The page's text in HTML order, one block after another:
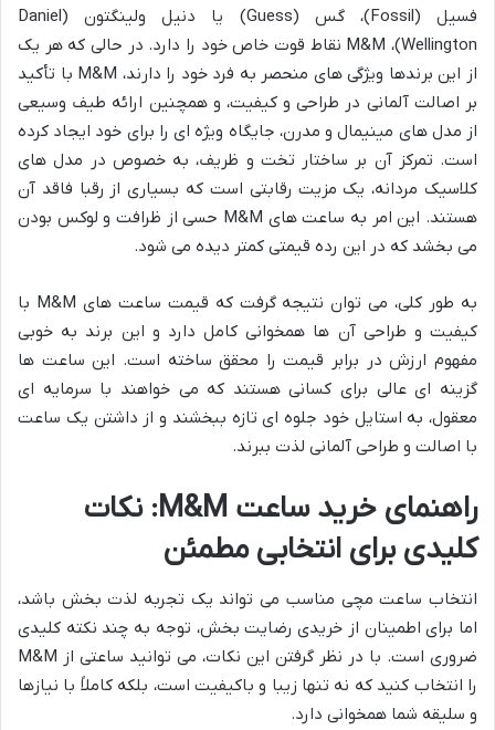
فسیل (Fossil)، گس (Guess) یا دنیل ولینگتون (Daniel
Wellington)، M&M نقاط قوت خاص خود را دارد. در حالی که هر یک
از این برندها ویژگی های منحصر به فرد خود را دارند، M&M با تأکید
بر اصالت آلمانی در طراحی و کیفیت، و همچنین ارائه طیف وسیعی
از مدل های مینیمال و مدرن، جایگاه ویژه ای را برای خود ایجاد کرده
است. تمرکز آن بر ساختار تخت و ظریف، به خصوص در مدل های
کلاسیک مردانه، یک مزیت رقابتی است که بسیاری از رقبا فاقد آن
هستند. این امر به ساعت های M&M حسی از ظرافت و لوکس بودن
می بخشد که در این رده قیمتی کمتر دیده می شود.
به طور کلی، می توان نتیجه گرفت که قیمت ساعت های M&M با
کیفیت و طراحی آن ها همخوانی کامل دارد و این برند به خوبی
مفهوم ارزش در برابر قیمت را محقق ساخته است. این ساعت ها
گزینه ای عالی برای کسانی هستند که می خواهند با سرمایه ای
معقول، به استایل خود جلوه ای تازه ببخشند و از داشتن یک ساعت
با اصالت و طراحی آلمانی لذت ببرند.
راهنمای خرید ساعت M&M: نکات
کلیدی برای انتخابی مطمئن
انتخاب ساعت مچی مناسب می تواند یک تجربه لذت بخش باشد،
اما برای اطمینان از خریدی رضایت بخش، توجه به چند نکته کلیدی
ضروری است. با در نظر گرفتن این نکات، می توانید ساعتی از M&M
را انتخاب کنید که نه تنها زیبا و باکیفیت است، بلکه کاملاً با نیازها
و سلیقه شما همخوانی دارد.